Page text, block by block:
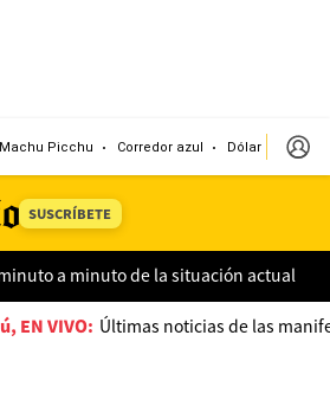
Machu Picchu Corredor azul Dólar
SUSCRÍBETE
a minuto de la situación actual
EN VIVO: Últimas noticias de las